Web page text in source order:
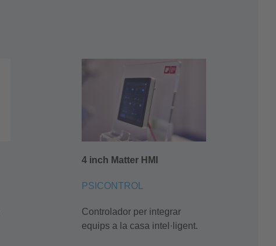
4 inch Matter HMI
PSICONTROL
Controlador per integrar
equips a la casa intel·ligent.